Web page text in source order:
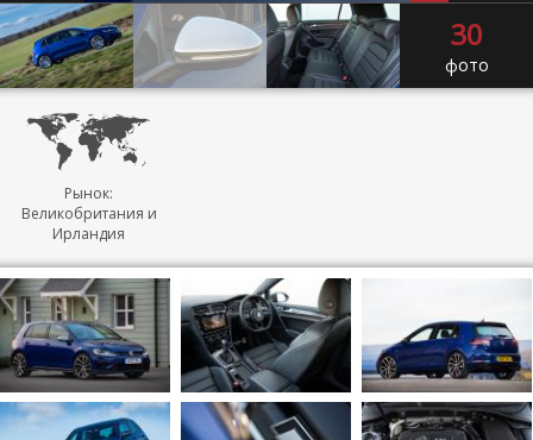
30
фото
Рынок:
Великобритания и
Ирландия